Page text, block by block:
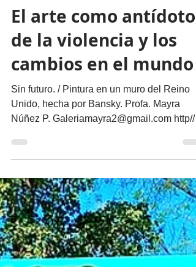
Actualidad
El arte como antídoto
de la violencia y los
cambios en el mundo
Sin futuro. / Pintura en un muro del Reino
Unido, hecha por Bansky. Profa. Mayra
Art Galeria Mayra En un mundo agitado por
guerras, crisis sociales y transformaciones
aceleradas surge una pregunta inevitable:
¿qué puede hacer el arte frente a tanta
violencia e incertidumbre? Lejos de ser un
lujo, el arte se ha convertido en un